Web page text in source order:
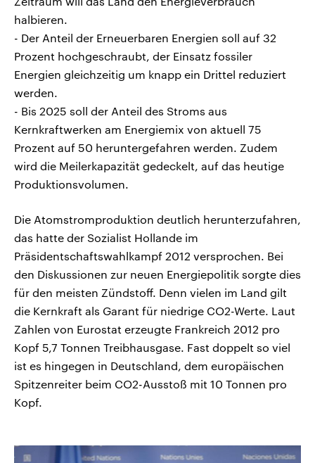
halbieren.
- Der Anteil der Erneuerbaren Energien soll auf 32
Prozent hochgeschraubt, der Einsatz fossiler
Energien gleichzeitig um knapp ein Drittel reduziert
werden.
- Bis 2025 soll der Anteil des Stroms aus
Kernkraftwerken am Energiemix von aktuell 75
Prozent auf 50 heruntergefahren werden. Zudem
wird die Meilerkapazität gedeckelt, auf das heutige
Produktionsvolumen.
Die Atomstromproduktion deutlich herunterzufahren,
das hatte der Sozialist Hollande im
Präsidentschaftswahlkampf 2012 versprochen. Bei
den Diskussionen zur neuen Energiepolitik sorgte dies
für den meisten Zündstoff. Denn vielen im Land gilt
die Kernkraft als Garant für niedrige CO2-Werte. Laut
Zahlen von Eurostat erzeugte Frankreich 2012 pro
Kopf 5,7 Tonnen Treibhausgase. Fast doppelt so viel
ist es hingegen in Deutschland, dem europäischen
Spitzenreiter beim CO2-Ausstoß mit 10 Tonnen pro
Kopf.